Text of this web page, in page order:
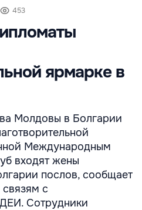
453
ярмарке в
Молдовы в Болгарии
Международным
входят жены
послов, сообщает
с
Сотрудники